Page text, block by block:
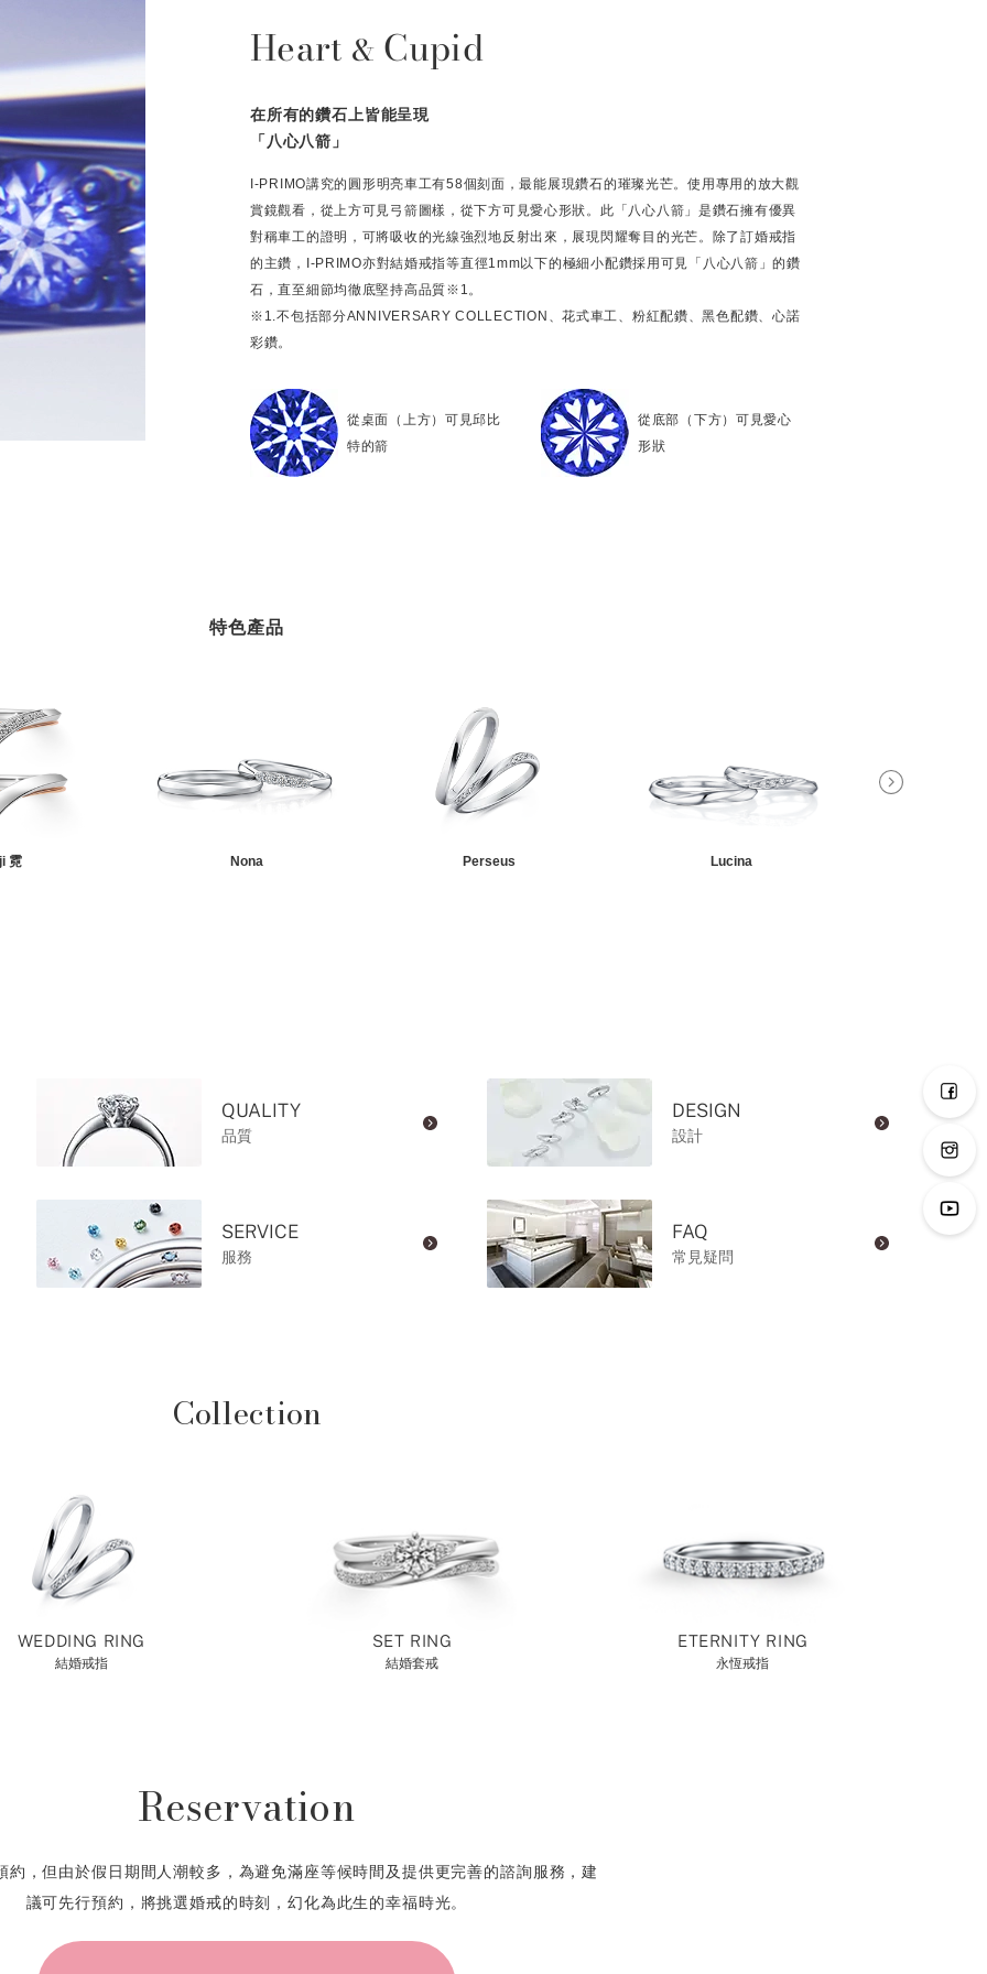
Heart & Cupid
在所有的鑽石上皆能呈現
「八心八箭」
I-PRIMO講究的圓形明亮車工有58個刻面，最能展現鑽石的璀璨光芒。使用專用的放大觀
賞鏡觀看，從上方可見弓箭圖樣，從下方可見愛心形狀。此「八心八箭」是鑽石擁有優異
對稱車工的證明，可將吸收的光線強烈地反射出來，展現閃耀奪目的光芒。除了訂婚戒指
的主鑽，I-PRIMO亦對結婚戒指等直徑1mm以下的極細小配鑽採用可見「八心八箭」的鑽
石，直至細節均徹底堅持高品質※1。
※1.不包括部分ANNIVERSARY COLLECTION、花式車工、粉紅配鑽、黑色配鑽、心諾
彩鑽。
從桌面（上方）可見邱比
特的箭
從底部（下方）可見愛心
形狀
特色產品
霓 Nona Perseus Lucina
QUALITY
品質
DESIGN
設計
SERVICE
服務
FAQ
常見疑問
Collection
WEDDING RING
結婚戒指
SET RING
結婚套戒
ETERNITY RING
永恆戒指
Reservation
約，但由於假日期間人潮較多，為避免滿座等候時間及提供更完善的諮詢服務，建
議可先行預約，將挑選婚戒的時刻，幻化為此生的幸福時光。